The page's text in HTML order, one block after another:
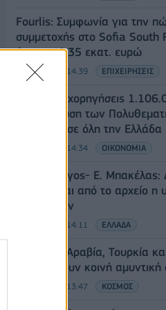
Fourlis: Συμφωνία για την
συμμετοχής στο Sofia South
έναντι 49,35 εκατ. ευρώ
07/08/2026 - 14:39 ΕΠΙΧΕΙΡΗΣΕΙΣ
ΥΠΠΟ: Επιχορηγήσεις
την ενίσχυση των
Φεστιβάλ σε όλη την Ελλάδα
07/08/2026 - 14:34 ΟΙΚΟΝΟΜΙΑ
Άρειος Πάγος- Ε. Μπακέλας:
ανασύρεται από το αρχείο
υποκλοπών
07/08/2026 - 14:11 ΕΛΛΑΔΑ
Σαουδική Αραβία, Τουρκία
υπογράφουν κοινή
07/08/2026 - 13:47 ΚΟΣΜΟΣ